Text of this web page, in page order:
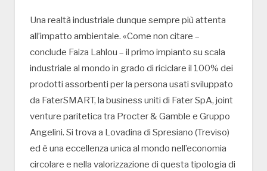
Una realtà industriale dunque sempre più attenta
all’impatto ambientale. «Come non citare –
conclude Faiza Lahlou – il primo impianto su scala
industriale al mondo in grado di riciclare il 100% dei
prodotti assorbenti per la persona usati sviluppato
da FaterSMART, la business uniti di Fater SpA, joint
venture paritetica tra Procter & Gamble e Gruppo
Angelini. Si trova a Lovadina di Spresiano (Treviso)
ed è una eccellenza unica al mondo nell’economia
circolare e nella valorizzazione di questa tipologia di